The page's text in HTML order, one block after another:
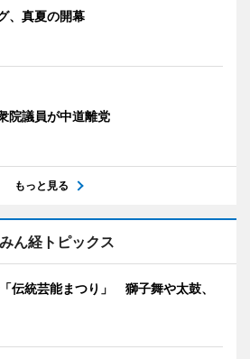
、真夏の開幕
院議員が中道離党
もっと見る
みん経トピックス
伝統芸能まつり」 獅子舞や太鼓、